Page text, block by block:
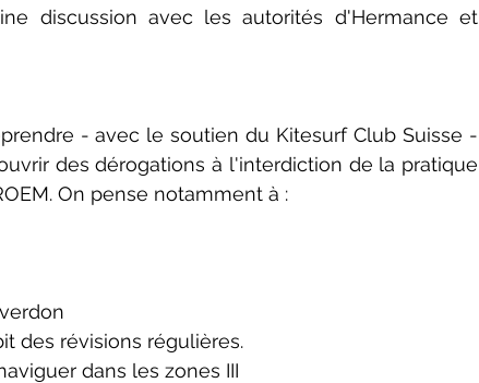
discussion avec les autorités d'Hermance et
- avec le soutien du Kitesurf Club Suisse -
des dérogations à l'interdiction de la pratique
On pense notamment à :
des révisions régulières.
dans les zones III